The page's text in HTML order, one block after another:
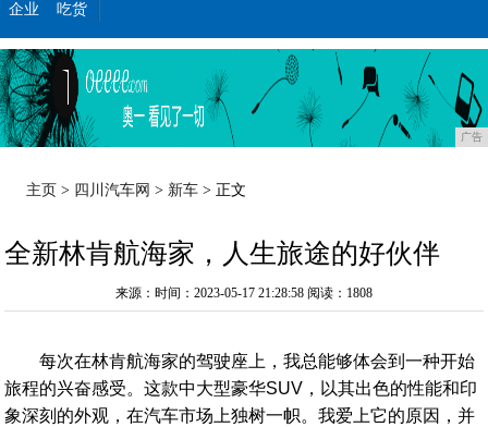
企业
吃货
广告
主页 > 四川汽车网 > 新车 > 正文
全新林肯航海家，人生旅途的好伙伴
来源：时间：2023-05-17 21:28:58 阅读：1808
每次在林肯航海家的驾驶座上，我总能够体会到一种开始
旅程的兴奋感受。这款中大型豪华SUV，以其出色的性能和印
象深刻的外观，在汽车市场上独树一帜。我爱上它的原因，并